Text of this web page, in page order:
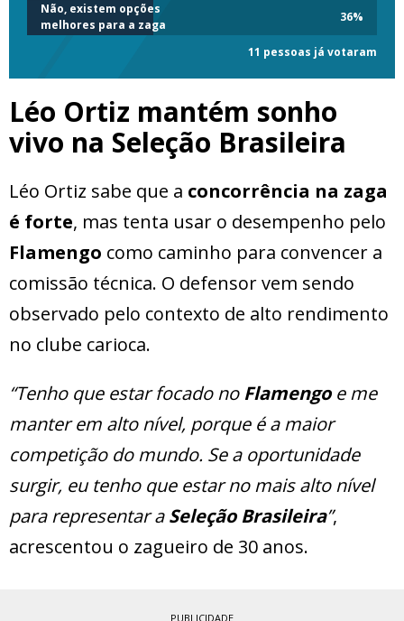
Não, existem opções
melhores para a zaga
36%
11 pessoas já votaram
Léo Ortiz mantém sonho
vivo na Seleção Brasileira
Léo Ortiz sabe que a concorrência na zaga
é forte, mas tenta usar o desempenho pelo
Flamengo como caminho para convencer a
comissão técnica. O defensor vem sendo
observado pelo contexto de alto rendimento
no clube carioca.
“Tenho que estar focado no Flamengo e me
manter em alto nível, porque é a maior
competição do mundo. Se a oportunidade
surgir, eu tenho que estar no mais alto nível
para representar aSeleção Brasileira”,
acrescentou o zagueiro de 30 anos.
PUBLICIDADE